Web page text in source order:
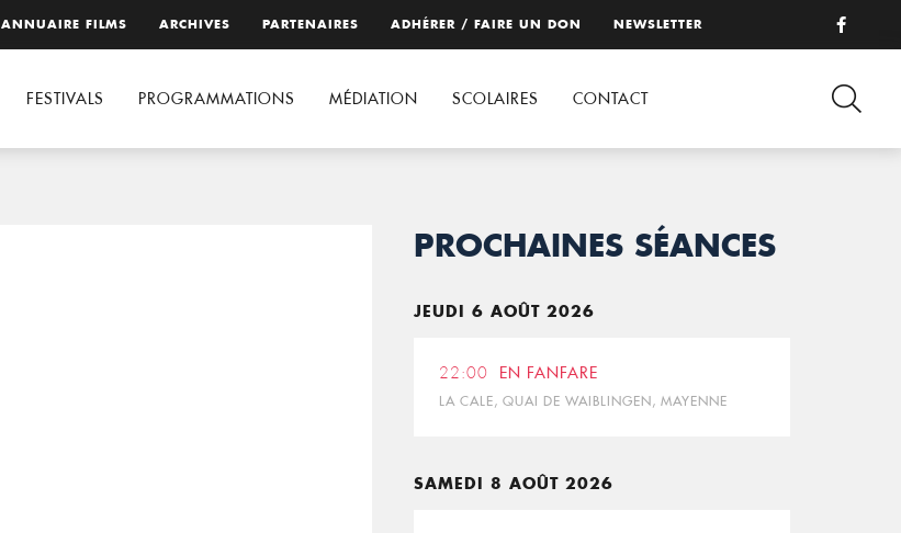
ANNUAIRE FILMS ARCHIVES PARTENAIRES ADHÉRER / FAIRE UN DON NEWSLETTER
FESTIVALS PROGRAMMATIONS MÉDIATION SCOLAIRES CONTACT
PROCHAINES SÉANCES
JEUDI 6 AOÛT 2026
22:00 EN FANFARE
LA CALE, QUAI DE WAIBLINGEN, MAYENNE
SAMEDI 8 AOÛT 2026